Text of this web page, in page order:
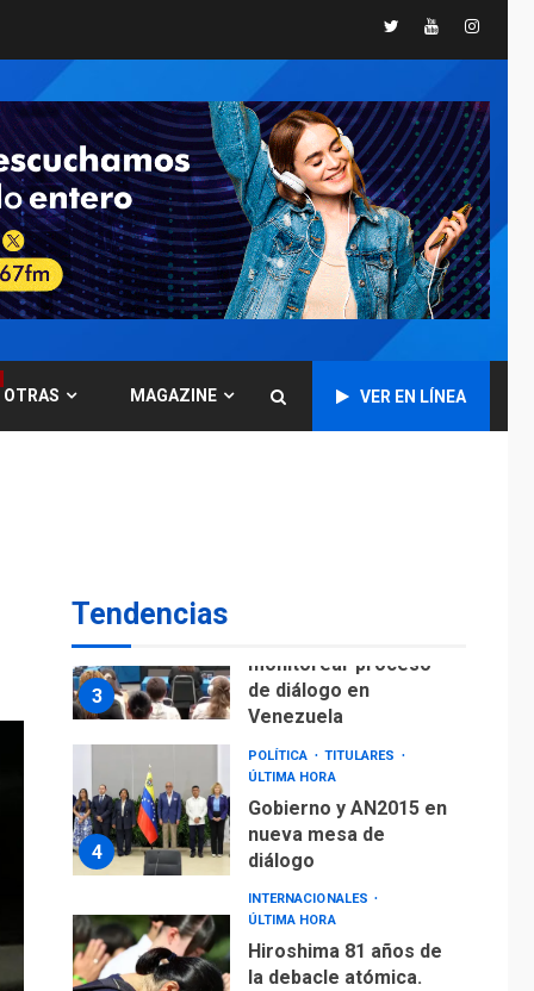
TwitterYoutube
OTRAS MAGAZINE VER EN LÍNEA
Tendencias
7
GUERRA EN EL MUNDO
Ucrania y Rusia
intensifican
ofensivas de largo
alcance
NACIONALES
TITULARES
ÚLTIMA HORA
Instalan carpas
metálicas como
terminales
Aeropuerto de
3
monitorear proceso
de diálogo en
Venezuela
4
POLÍTICA
TITULARES
ÚLTIMA HORA
Gobierno y AN2015 en
nueva mesa de
diálogo
INTERNACIONALES
ÚLTIMA HORA
Hiroshima 81 años de
la debacle atómica.